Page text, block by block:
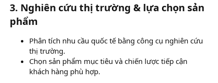
3. Nghiên cứu thị trường & lựa chọn sản
phẩm​
Phân tích nhu cầu quốc tế bằng công cụ nghiên cứu
thị trường.
Chọn sản phẩm mục tiêu và chiến lược tiếp cận
khách hàng phù hợp.